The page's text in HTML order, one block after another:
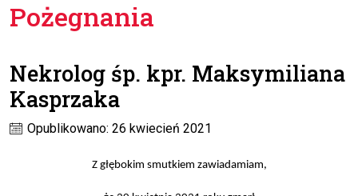
Pożegnania
Nekrolog śp. kpr. Maksymiliana
Kasprzaka
Opublikowano: 26 kwiecień 2021
Z głębokim smutkiem zawiadamiam,